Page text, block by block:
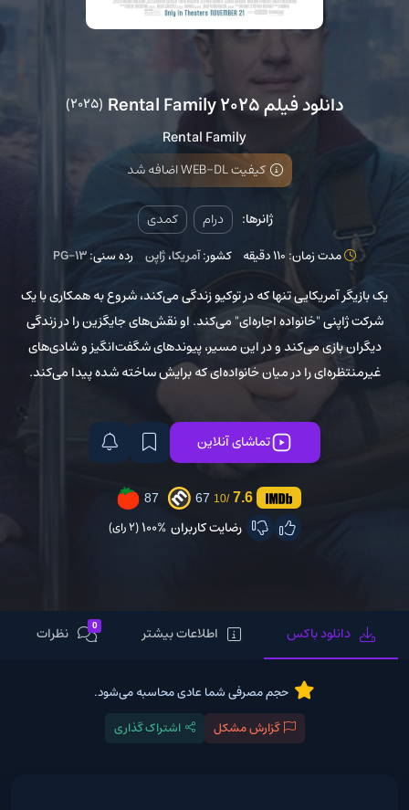
دانلود فیلم Rental Family 2025 (2025)
Rental Family
کیفیت WEB-DL اضافه شد
ژانرها: درام کمدی
مدت زمان: 110 دقیقه کشور:آمریکا،ژاپن رده سنی:PG-13
یک بازیگر آمریکایی تنها که در توکیو زندگی می‌کند، شروع به همکاری با یک
شرکت ژاپنی "خانواده اجاره‌ای" می‌کند. او نقش‌های جایگزین را در زندگی
دیگران بازی می‌کند و در این مسیر، پیوندهای شگفت‌انگیز و شادی‌های
غیرمنتظره‌ای را در میان خانواده‌ای که برایش ساخته شده پیدا می‌کند.
تماشای آنلاین
7.6
/10
67
87
رضایت کاربران 100% (2 رای)
دانلود باکس اطلاعات بیشتر 0 نظرات
حجم مصرفی شما عادی محاسبه می‌شود.
گزارش مشکل
اشتراک گذاری